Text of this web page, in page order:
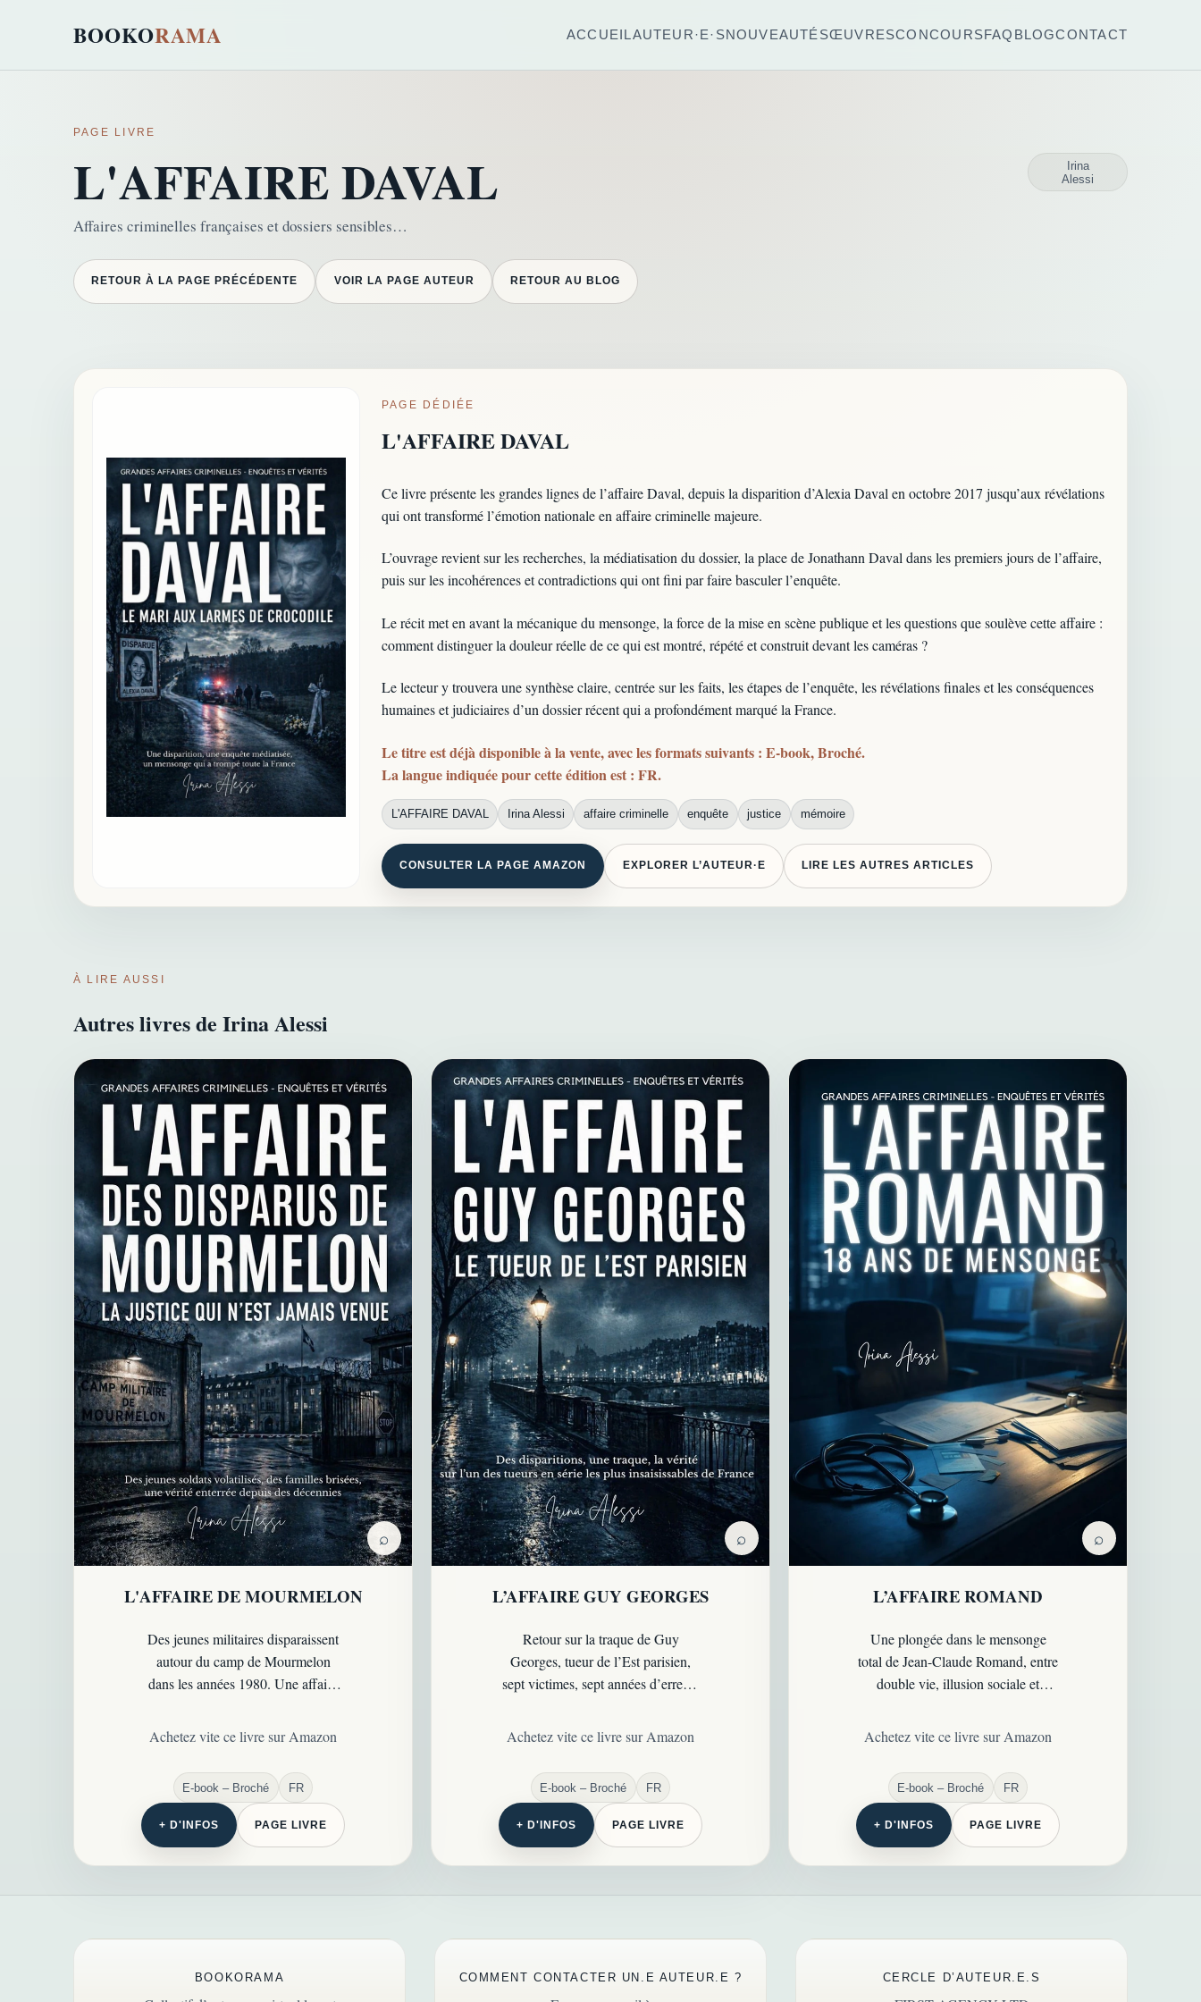
BOOKORAMA ACCUEIL AUTEUR·E·SNOUVEAUTÉSŒUVRESCONCOURSFAQ BLOGCONTACT
PAGE LIVRE
L'AFFAIRE DAVAL
Irina
Alessi
Affaires criminelles françaises et dossiers sensibles…
RETOUR À LA PAGE PRÉCÉDENTE VOIR LA PAGE AUTEUR RETOUR AU BLOG
PAGE DÉDIÉE
L'AFFAIRE DAVAL
Ce livre présente les grandes lignes de l’affaire Daval, depuis la disparition d’Alexia Daval en octobre 2017 jusqu’aux révélations
qui ont transformé l’émotion nationale en affaire criminelle majeure.
L’ouvrage revient sur les recherches, la médiatisation du dossier, la place de Jonathann Daval dans les premiers jours de l’affaire,
puis sur les incohérences et contradictions qui ont fini par faire basculer l’enquête.
Le récit met en avant la mécanique du mensonge, la force de la mise en scène publique et les questions que soulève cette affaire :
comment distinguer la douleur réelle de ce qui est montré, répété et construit devant les caméras ?
Le lecteur y trouvera une synthèse claire, centrée sur les faits, les étapes de l’enquête, les révélations finales et les conséquences
humaines et judiciaires d’un dossier récent qui a profondément marqué la France.
Le titre est déjà disponible à la vente, avec les formats suivants : E-book, Broché.
La langue indiquée pour cette édition est : FR.
L'AFFAIRE DAVAL Irina Alessi affaire criminelle enquête justice mémoire
CONSULTER LA PAGE AMAZON EXPLORER L’AUTEUR·E LIRE LES AUTRES ARTICLES
À LIRE AUSSI
Autres livres de Irina Alessi
⌕
L'AFFAIRE DE MOURMELON
Des jeunes militaires disparaissent
autour du camp de Mourmelon
dans les années 1980. Une affaire
silences, les similitudes et les failles
Achetez vite ce livre sur Amazon
E-book – Broché FR
+ D'INFOS PAGE LIVRE
⌕
L’AFFAIRE GUY GEORGES
Retour sur la traque de Guy
Georges, tueur de l’Est parisien,
sept victimes, sept années d’erreurs
police française…
Achetez vite ce livre sur Amazon
E-book – Broché FR
+ D'INFOS PAGE LIVRE
⌕
L’AFFAIRE ROMAND
Une plongée dans le mensonge
total de Jean-Claude Romand, entre
double vie, illusion sociale et
dossiers psychologiques les plus
Achetez vite ce livre sur Amazon
E-book – Broché FR
+ D'INFOS PAGE LIVRE
BOOKORAMA COMMENT CONTACTER UN.E AUTEUR.E ? CERCLE D’AUTEUR.E.S